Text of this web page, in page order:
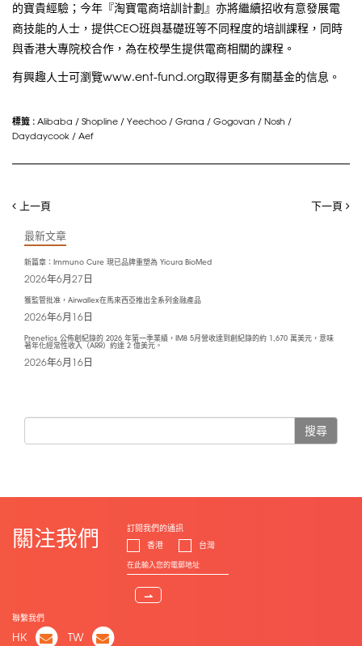
的寶貴經驗；今年『淘寶電商培訓計劃』亦將繼續招收有意發展電
商技能的人士，提供CEO班與基礎班等不同程度的培訓課程，同時
與香港大專院校合作，為在校學生提供電商相關的課程。
有興趣人士可瀏覽www.ent-fund.org取得更多有關基金的信息。
標籤 : Alibaba / Shopline / Yeechoo / Grana / Gogovan / Nosh /
Daydaycook / Aef
上一頁 下一頁
最新文章
新篇章：Immuno Cure 現已品牌重塑為 Yicura BioMed
2026年6月27日
獲監管批准，Airwallex在馬來西亞推出全系列金融產品
2026年6月16日
Prenetics 公佈創紀錄的 2026 年第一季業績，IM8 5月營收達到創紀錄的約 1,670 萬美元，意味
著年化經常性收入（ARR）約達 2 億美元。
2026年6月16日
搜尋
關注我們
訂閱我們的通訊
香港
台灣
⇀
聯繫我們
HK TW